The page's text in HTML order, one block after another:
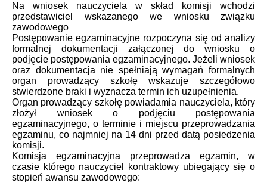
Na wniosek nauczyciela w skład komisji wchodzi
przedstawiciel wskazanego we wniosku związku
zawodowego
Postępowanie egzaminacyjne rozpoczyna się od analizy
formalnej dokumentacji załączonej do wniosku o
podjęcie postępowania egzaminacyjnego. Jeżeli wniosek
oraz dokumentacja nie spełniają wymagań formalnych
organ prowadzący szkołę wskazuje szczegółowo
stwierdzone braki i wyznacza termin ich uzupełnienia.
Organ prowadzący szkołę powiadamia nauczyciela, który
złożył wniosek o podjęciu postępowania
egzaminacyjnego, o terminie i miejscu przeprowadzania
egzaminu, co najmniej na 14 dni przed datą posiedzenia
komisji.
Komisja egzaminacyjna przeprowadza egzamin, w
czasie którego nauczyciel kontraktowy ubiegający się o
stopień awansu zawodowego: